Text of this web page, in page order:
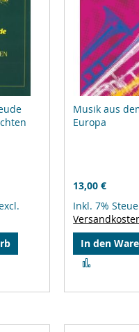
Musik aus
Europa
13,00 €
Inkl. 7%
In den